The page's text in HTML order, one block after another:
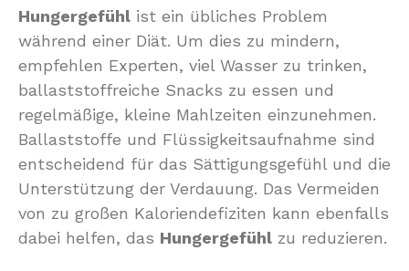
Hungergefühl ist ein übliches Problem
während einer Diät. Um dies zu mindern,
empfehlen Experten, viel Wasser zu trinken,
ballaststoffreiche Snacks zu essen und
regelmäßige, kleine Mahlzeiten einzunehmen.
Ballaststoffe und Flüssigkeitsaufnahme sind
entscheidend für das Sättigungsgefühl und die
Unterstützung der Verdauung. Das Vermeiden
von zu großen Kaloriendefiziten kann ebenfalls
dabei helfen, das Hungergefühl zu reduzieren.